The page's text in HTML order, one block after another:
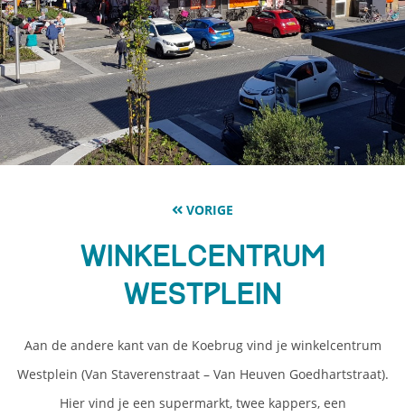
VORIGE
Winkelcentrum
Westplein
Aan de andere kant van de Koebrug vind je winkelcentrum
Westplein (Van Staverenstraat – Van Heuven Goedhartstraat).
Hier vind je een supermarkt, twee kappers, een